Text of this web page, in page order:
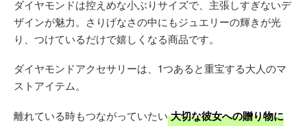
ダイヤモンドは控えめな小ぶりサイズで、主張しすぎないデ
ザインが魅力。さりげなさの中にもジュエリーの輝きが光
り、つけているだけで嬉しくなる商品です。
ダイヤモンドアクセサリーは、1つあると重宝する大人のマ
ストアイテム。
離れている時もつながっていたい 大切な彼女への贈り物に